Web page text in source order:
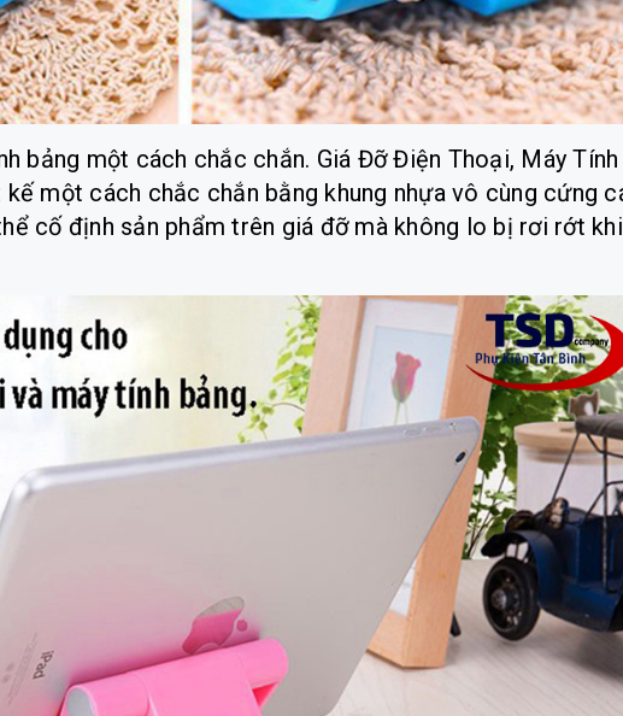
bảng một cách chắc chắn. Giá Đỡ Điện Thoại, Máy Tính
một cách chắc chắn bằng khung nhựa vô cùng cứng
cố định sản phẩm trên giá đỡ mà không lo bị rơi rớt khi